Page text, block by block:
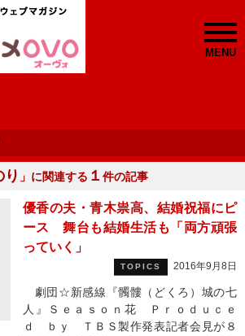
MENU
り 」に関連する １ 件の記事
優香の夫・青木祟高、結婚祝福にピ
ース 舞台も結婚生活も「両方頑張
っていく」
TOPICS 2016年9月8日
劇団☆新感線『髑髏（どくろ）城の七
人』Ｓｅａｓｏｎ花 Ｐｒｏｄｕｃｅ
ｄ ｂｙ ＴＢＳ製作発表記者会見が８